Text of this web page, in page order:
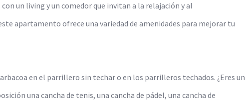
un living y un comedor que invitan a la relajación y al
apartamento ofrece una variedad de amenidades para mejorar tu
en el parrillero sin techar o en los parrilleros techados. ¿Eres un
una cancha de tenis, una cancha de pádel, una cancha de